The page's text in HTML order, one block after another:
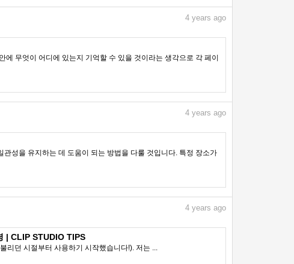
4 years ago
무엇이 어디에 있는지 기억할 수 있을 것이라는 생각으로 각 페이
4 years ago
성을 유지하는 데 도움이 되는 방법을 다룰 것입니다. 특정 장소가
4 years ago
| CLIP STUDIO TIPS
리던 시절부터 사용하기 시작했습니다!). 저는 ...